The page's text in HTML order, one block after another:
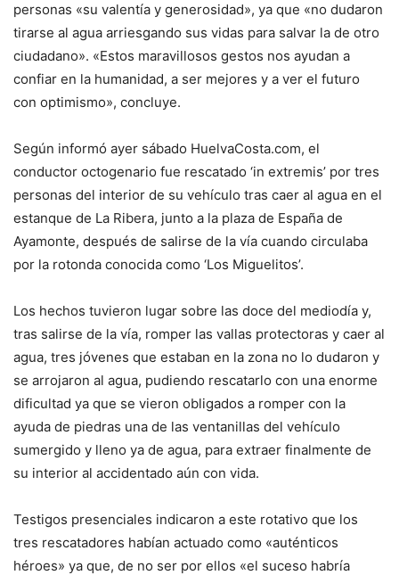
personas «su valentía y generosidad», ya que «no dudaron
tirarse al agua arriesgando sus vidas para salvar la de otro
ciudadano». «Estos maravillosos gestos nos ayudan a
confiar en la humanidad, a ser mejores y a ver el futuro
con optimismo», concluye.
Según informó ayer sábado HuelvaCosta.com, el
conductor octogenario fue rescatado ‘in extremis’ por tres
personas del interior de su vehículo tras caer al agua en el
estanque de La Ribera, junto a la plaza de España de
Ayamonte, después de salirse de la vía cuando circulaba
por la rotonda conocida como ‘Los Miguelitos’.
Los hechos tuvieron lugar sobre las doce del mediodía y,
tras salirse de la vía, romper las vallas protectoras y caer al
agua, tres jóvenes que estaban en la zona no lo dudaron y
se arrojaron al agua, pudiendo rescatarlo con una enorme
dificultad ya que se vieron obligados a romper con la
ayuda de piedras una de las ventanillas del vehículo
sumergido y lleno ya de agua, para extraer finalmente de
su interior al accidentado aún con vida.
Testigos presenciales indicaron a este rotativo que los
tres rescatadores habían actuado como «auténticos
héroes» ya que, de no ser por ellos «el suceso habría